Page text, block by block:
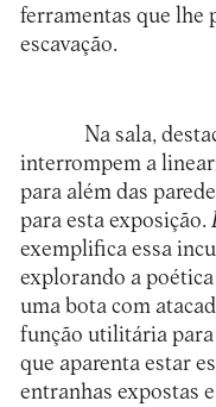
ferramentas que lhe
escavação.
Na sala,
interrompem a
para além das
para esta exposição.
exemplifica essa
explorando a
uma bota com
função utilitária
que aparenta estar
entranhas expostas